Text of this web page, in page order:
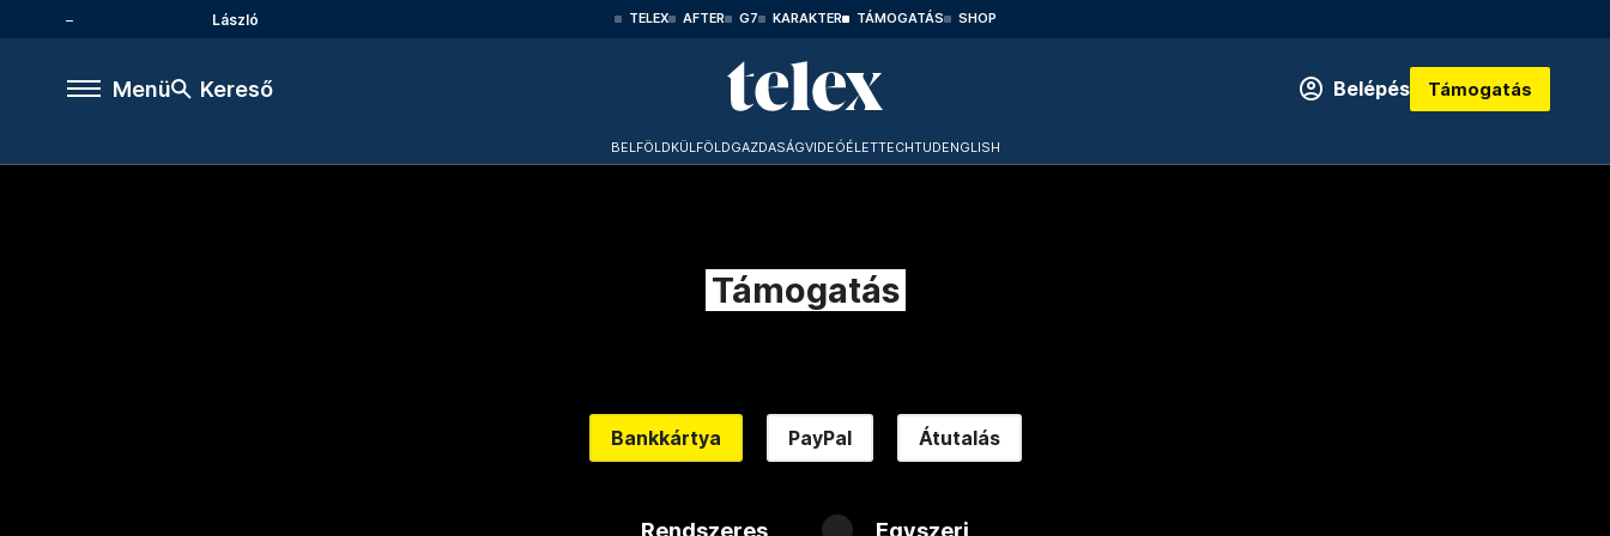
László TELEX AFTER G7 KARAKTER TÁMOGATÁS SHOP
Menü Kereső Belépés Támogatás
BELFÖLDKÜLFÖLDGAZDASÁGVIDEÓÉLETTECHTUDENGLISH
Támogatás
Bankkártya PayPal Átutalás
Rendszeres Egyszeri